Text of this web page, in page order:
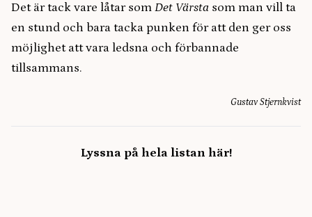
Det är tack vare låtar som Det Värsta som man vill ta
en stund och bara tacka punken för att den ger oss
möjlighet att vara ledsna och förbannade
tillsammans.
Gustav Stjernkvist
Lyssna på hela listan här!